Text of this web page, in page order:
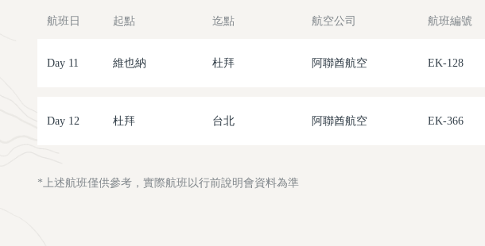
航班日 起點 迄點 航空公司 航班編號
Day 11 維也納 杜拜 阿聯酋航空 EK-128
Day 12 杜拜 台北 阿聯酋航空 EK-366
*上述航班僅供參考，實際航班以行前說明會資料為準